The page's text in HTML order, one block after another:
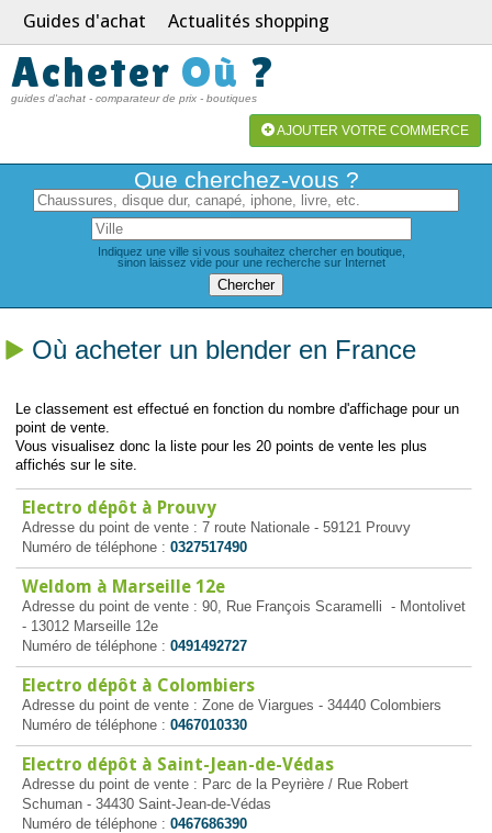
Guides d'achat Actualités shopping
Acheter Où ?
guides d'achat - comparateur de prix - boutiques
AJOUTER VOTRE COMMERCE
Que cherchez-vous ?
Indiquez une ville si vous souhaitez chercher en boutique,
sinon laissez vide pour une recherche sur Internet
Où acheter un blender en France
Le classement est effectué en fonction du nombre d'affichage pour un
point de vente.
Vous visualisez donc la liste pour les 20 points de vente les plus
affichés sur le site.
Electro dépôt à Prouvy
Adresse du point de vente : 7 route Nationale - 59121 Prouvy
Numéro de téléphone : 0327517490
Weldom à Marseille 12e
Adresse du point de vente : 90, Rue François Scaramelli - Montolivet
- 13012 Marseille 12e
Numéro de téléphone : 0491492727
Electro dépôt à Colombiers
Adresse du point de vente : Zone de Viargues - 34440 Colombiers
Numéro de téléphone : 0467010330
Electro dépôt à Saint-Jean-de-Védas
Adresse du point de vente : Parc de la Peyrière / Rue Robert
Schuman - 34430 Saint-Jean-de-Védas
Numéro de téléphone : 0467686390